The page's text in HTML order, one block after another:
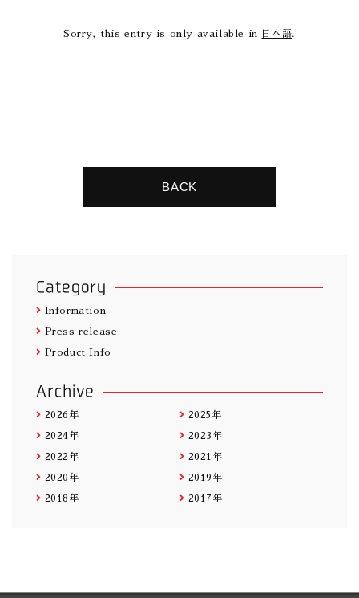
Sorry, this entry is only available in 日本語.
BACK
Category
Information
Press release
Product Info
Archive
2026年 2025年
2024年 2023年
2022年 2021年
2020年 2019年
2018年 2017年